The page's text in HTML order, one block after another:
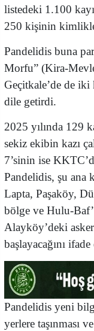
listedeki 1.100
250 kişinin
Pandelidis buna
Morfu” (Kira-
Geçitkale’de de iki
dile getirdi.
2025 yılında 129
sekiz ekibin kazı
7’sinin ise
Pandelidis, şu ana
Lapta, Paşaköy,
bölge ve Hulu-
Alayköy’deki
başlayacağını ifade
Pandelidis yeni
yerlere taşınması